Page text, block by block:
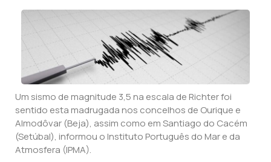
Um sismo de magnitude 3,5 na escala de Richter foi
sentido esta madrugada nos concelhos de Ourique e
Almodôvar (Beja), assim como em Santiago do Cacém
(Setúbal), informou o Instituto Português do Mar e da
Atmosfera (IPMA).